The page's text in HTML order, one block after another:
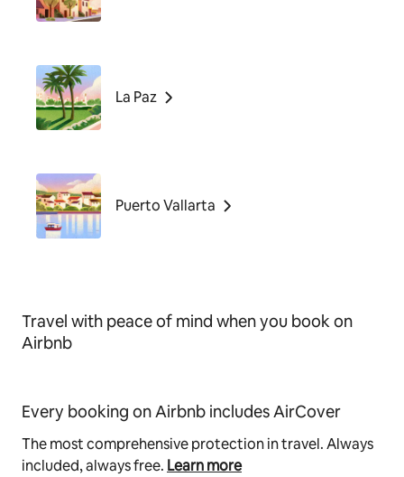
La Paz
Puerto Vallarta
Travel with peace of mind when you book on
Airbnb
Every booking on Airbnb includes AirCover
The most comprehensive protection in travel. Always
included, always free. Learn more